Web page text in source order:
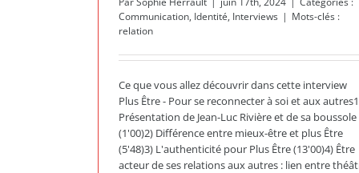
Communication, Identité, Interviews | Mots-clés :
relation
Ce que vous allez découvrir dans cette interview
Plus Être - Pour se reconnecter à soi et aux
Présentation de Jean-Luc Rivière et de sa boussole
(1'00)2) Différence entre mieux-être et plus Être
(5'48)3) L'authenticité pour Plus Être (13'00)4) Être
acteur de ses relations aux autres : lien entre